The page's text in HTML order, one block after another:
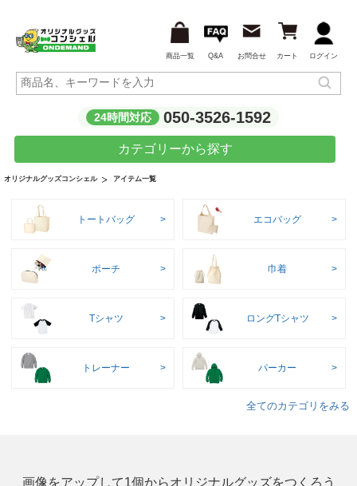
商品一覧 Q&A お問合せ カート ログイン
24時間対応 050-3526-1592
カテゴリーから探す
オリジナルグッズコンシェル アイテム一覧
トートバッグ エコバッグ
ポーチ 巾着
Tシャツ ロングTシャツ
トレーナー パーカー
全てのカテゴリをみる
画像をアップして1個からオリジナルグッズをつくろう